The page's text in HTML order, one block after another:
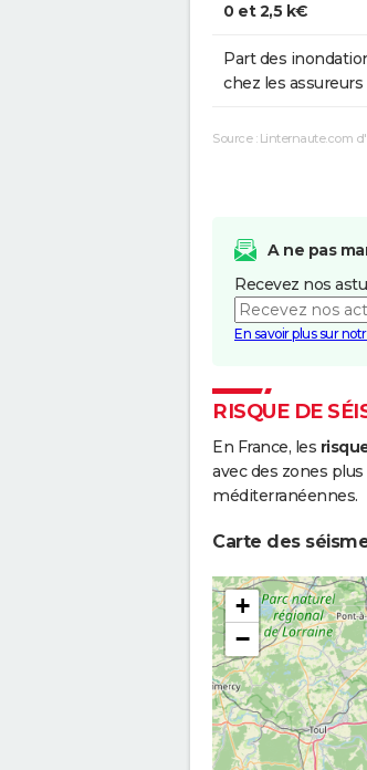
0 et 2,5 k€
Part des
chez les assureurs
Source : Linternaute.com
A ne pas
Recevez nos
En savoir plus sur
RISQUE DE
En France, les
avec des zones
méditerranéennes.
Carte des
+
−